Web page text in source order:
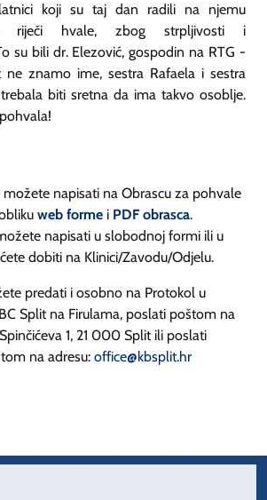
koji su taj dan radili na njemu
riječi hvale, zbog strpljivosti i
su bili dr. Elezović, gospodin na RTG -
ne znamo ime, sestra Rafaela i sestra
biti sretna da ima takvo osoblje.
napisati na Obrascu za pohvale
web forme i PDF obrasca.
napisati u slobodnoj formi ili u
dobiti na Klinici/Zavodu/Odjelu.
predati i osobno na Protokol u
Split na Firulama, poslati poštom na
1, 21 000 Split ili poslati
na adresu: office@kbsplit.hr